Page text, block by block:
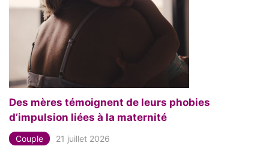
Des mères témoignent de leurs phobies
d’impulsion liées à la maternité
Couple 21 juillet 2026